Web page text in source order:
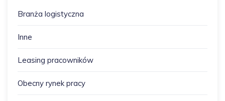
Branża logistyczna
Inne
Leasing pracowników
Obecny rynek pracy